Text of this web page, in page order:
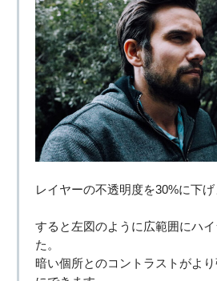
レイヤーの不透明度を30%に下げ
すると左図のように広範囲にハ
た。
暗い個所とのコントラストがよ